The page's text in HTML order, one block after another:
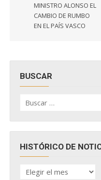
MINISTRO ALONSO EL
CAMBIO DE RUMBO
EN EL PAÍS VASCO
BUSCAR
por:
HISTÓRICO DE
HISTÓRICO
DE